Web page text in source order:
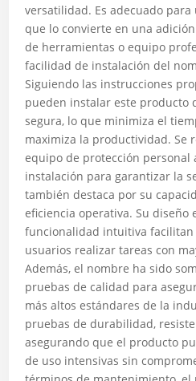
versatilidad. Es adecuado
que lo convierte en una
de herramientas o equipo
facilidad de instalación del
Siguiendo las instrucciones
pueden instalar este producto
segura, lo que minimiza el
maximiza la productividad. Se
equipo de protección personal
instalación para garantizar la
también destaca por su
eficiencia operativa. Su diseño
funcionalidad intuitiva facilitan
usuarios realizar tareas con
Además, el nombre ha sido
pruebas de calidad para
más altos estándares de la
pruebas de durabilidad,
asegurando que el producto
de uso intensivas sin